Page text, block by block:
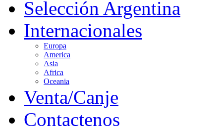
Selección Argentina
Internacionales
Europa
America
Asia
Africa
Oceania
Venta/Canje
Contactenos